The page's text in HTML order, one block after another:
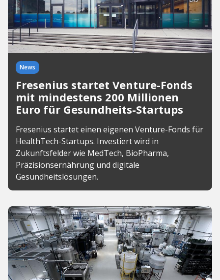
News
Fresenius startet Venture-Fonds
mit mindestens 200 Millionen
Euro für Gesundheits-Startups
Fresenius startet einen eigenen Venture-Fonds für
HealthTech-Startups. Investiert wird in
Zukunftsfelder wie MedTech, BioPharma,
Präzisionsernährung und digitale
Gesundheitslösungen.